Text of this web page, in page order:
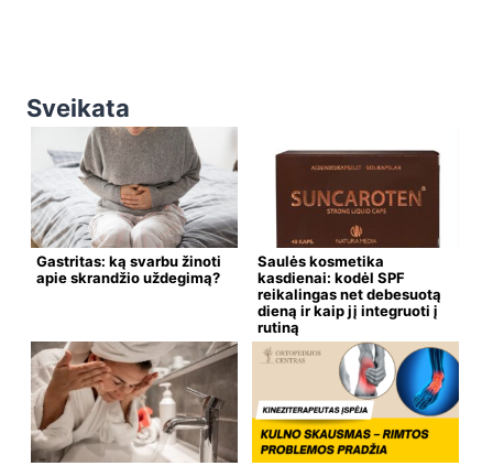
Sveikata
Gastritas: ką svarbu žinoti
apie skrandžio uždegimą?
Saulės kosmetika
kasdienai: kodėl SPF
reikalingas net debesuotą
dieną ir kaip jį integruoti į
rutiną